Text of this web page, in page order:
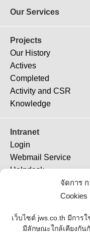
จัดการ
Cookies
เว็บไซต์ jws.co.th มีการ
มีลักษณะใกล้เคียงกัน
Our Services
Projects
Our History
Actives
Completed
Activity and CSR
Knowledge
Intranet
Login
Webmail Service
Helpdesk
TeamViewer 11
TeamViewer (QS)